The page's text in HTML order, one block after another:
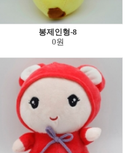
봉제인형-8
0원